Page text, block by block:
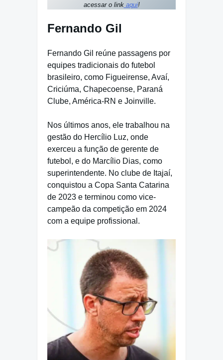
acessar o linkaqui!
Fernando Gil
Fernando Gil reúne passagens por
equipes tradicionais do futebol
brasileiro, como Figueirense, Avaí,
Criciúma, Chapecoense, Paraná
Clube, América-RN e Joinville.
Nos últimos anos, ele trabalhou na
gestão do Hercílio Luz, onde
exerceu a função de gerente de
futebol, e do Marcílio Dias, como
superintendente. No clube de Itajaí,
conquistou a Copa Santa Catarina
de 2023 e terminou como vice-
campeão da competição em 2024
com a equipe profissional.